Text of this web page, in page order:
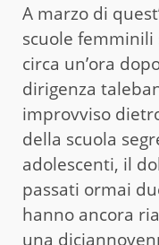
A marzo di
scuole
circa un’ora
dirigenza
improvviso
della scuola
adolescenti, il
passati ormai
hanno ancora
una